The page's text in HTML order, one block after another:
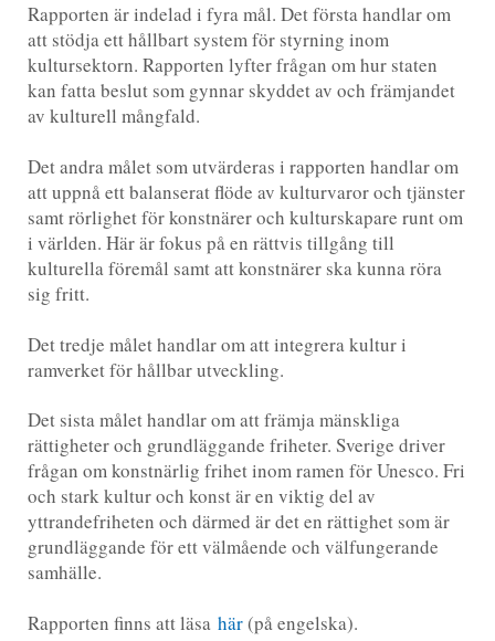
Rapporten är indelad i fyra mål. Det första handlar om
att stödja ett hållbart system för styrning inom
kultursektorn. Rapporten lyfter frågan om hur staten
kan fatta beslut som gynnar skyddet av och främjandet
av kulturell mångfald.
Det andra målet som utvärderas i rapporten handlar om
att uppnå ett balanserat flöde av kulturvaror och tjänster
samt rörlighet för konstnärer och kulturskapare runt om
i världen. Här är fokus på en rättvis tillgång till
kulturella föremål samt att konstnärer ska kunna röra
sig fritt.
Det tredje målet handlar om att integrera kultur i
ramverket för hållbar utveckling.
Det sista målet handlar om att främja mänskliga
rättigheter och grundläggande friheter. Sverige driver
frågan om konstnärlig frihet inom ramen för Unesco. Fri
och stark kultur och konst är en viktig del av
yttrandefriheten och därmed är det en rättighet som är
grundläggande för ett välmående och välfungerande
samhälle.
Rapporten finns att läsa här(på engelska).